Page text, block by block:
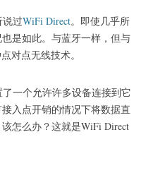
过WiFi Direct。 即使几乎所
是如此。 与蓝牙一样，但与
对点无线技术。
一个允许许多设备连接到它
入点开销的情况下将数据直
怎么办？这就是WiFi Direct